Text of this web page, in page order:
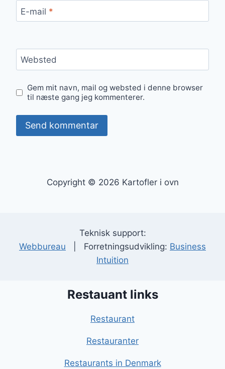
E-mail *
Websted
Gem mit navn, mail og websted i denne browser
til næste gang jeg kommenterer.
Copyright © 2026 Kartofler i ovn
Teknisk support:
Webbureau | Forretningsudvikling: Business
Intuition
Restauant links
Restaurant
Restauranter
Restaurants in Denmark